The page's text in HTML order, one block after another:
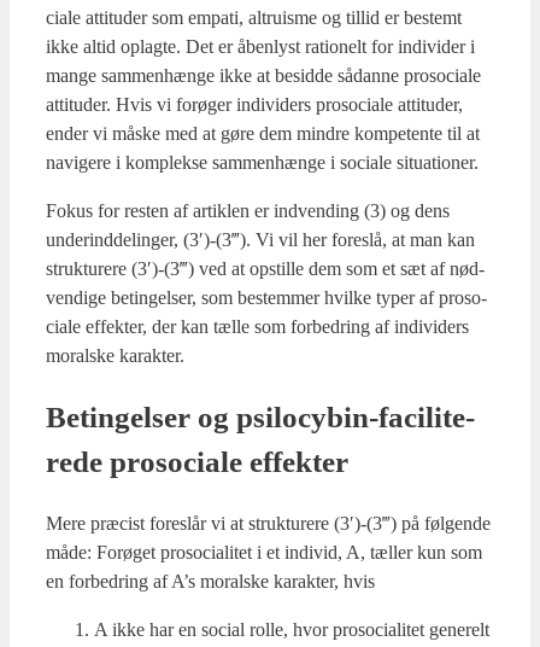
ci­a­le atti­tu­der som empa­ti, altru­is­me og til­lid er bestemt
ikke altid oplag­te. Det er åben­lyst ratio­nelt for indi­vi­der i
man­ge sam­men­hæn­ge ikke at besid­de sådan­ne pro­so­ci­a­le
atti­tu­der. Hvis vi for­ø­ger indi­vi­ders pro­so­ci­a­le atti­tu­der,
ender vi måske med at gøre dem min­dre kom­pe­ten­te til at
navi­ge­re i kom­plek­se sam­men­hæn­ge i soci­a­le situ­a­tio­ner.
Fokus for resten af artik­len er ind­ven­ding (3) og dens
unde­rind­de­lin­ger, (3′)-(3‴). Vi vil her fore­slå, at man kan
struk­tu­re­re (3′)-(3‴) ved at opstil­le dem som et sæt af nød­
ven­di­ge betin­gel­ser, som bestem­mer hvil­ke typer af pro­so­
ci­a­le effek­ter, der kan tæl­le som for­bed­ring af indi­vi­ders
moral­ske karak­ter.
Betin­gel­ser og psi­lo­cy­bin-faci­li­te­
re­de pro­so­ci­a­le effek­ter
Mere præ­cist fore­slår vi at struk­tu­re­re (3′)-(3‴) på føl­gen­de
måde: For­ø­get pro­so­ci­a­li­tet i et indi­vid, A, tæl­ler kun som
en for­bed­ring af A’s moral­ske karak­ter, hvis
A ikke har en soci­al rol­le, hvor pro­so­ci­a­li­tet gene­relt